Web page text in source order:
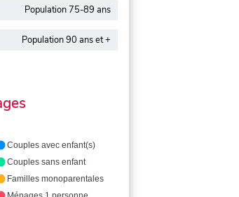
Population 75-89 ans
Population 90 ans et +
Couples avec enfant(s)
Couples sans enfant
Familles monoparentales